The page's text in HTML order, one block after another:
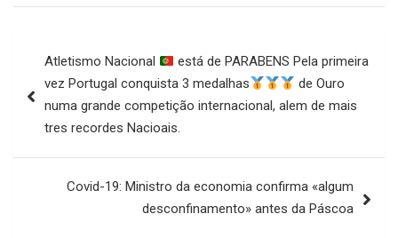
artigos
Atletismo Nacional
está de PARABENS Pela primeira
vez Portugal conquista 3 medalhas
de Ouro
numa grande competição internacional, alem de mais
tres recordes Nacioais.
Covid-19: Ministro da economia confirma «algum
desconfinamento» antes da Páscoa